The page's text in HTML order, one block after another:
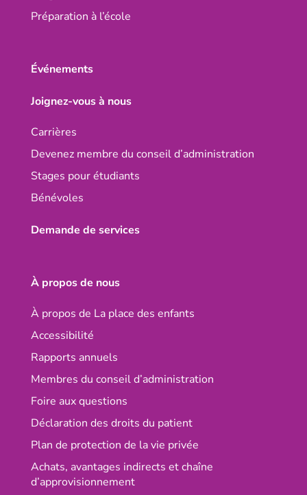
Préparation à l’école
Événements
Joignez-vous à nous
Carrières
Devenez membre du conseil d’administration
Stages pour étudiants
Bénévoles
Demande de services
À propos de nous
À propos de La place des enfants
Accessibilité
Rapports annuels
Membres du conseil d’administration
Foire aux questions
Déclaration des droits du patient
Plan de protection de la vie privée
Achats, avantages indirects et chaîne
d’approvisionnement